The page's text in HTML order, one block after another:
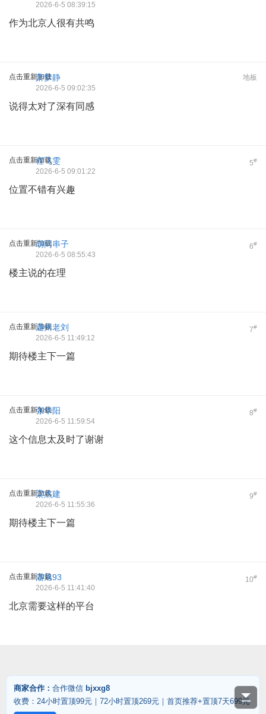
2026-6-5 08:39:15
作为北京人很有共鸣
点击重新加载 地板
萧梦静
2026-6-5 09:02:35
说得太对了深有同感
点击重新加载 5#
程飞雯
2026-6-5 09:01:22
位置不错有兴趣
点击重新加载 6#
胡同串子
2026-6-5 08:55:43
楼主说的在理
点击重新加载 7#
通州老刘
2026-6-5 11:49:12
期待楼主下一篇
点击重新加载 8#
张华阳
2026-6-5 11:59:54
这个信息太及时了谢谢
点击重新加载 9#
梁杰建
2026-6-5 11:55:36
期待楼主下一篇
点击重新加载 10#
潘旭93
2026-6-5 11:41:40
北京需要这样的平台
商家合作： 合作微信 bjxxg8
收费：24小时置顶99元｜72小时置顶269元｜首页推荐+置顶7天699元